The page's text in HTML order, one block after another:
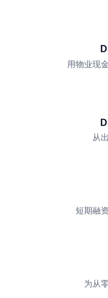
用物业现
从
短期融
为从